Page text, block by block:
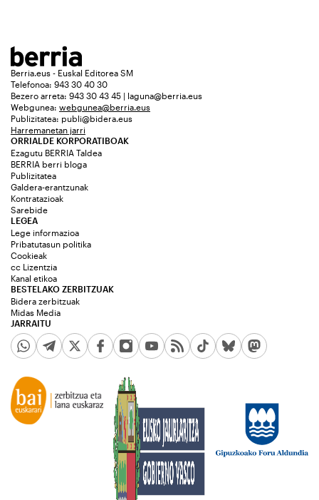
Berria.eus - Euskal Editorea SM
Telefonoa: 943 30 40 30
Bezero arreta: 943 30 43 45 | laguna@berria.eus
Webgunea: webgunea@berria.eus
Publizitatea: publi@bidera.eus
Harremanetan jarri
ORRIALDE KORPORATIBOAK
Ezagutu BERRIA Taldea
BERRIA berri bloga
Publizitatea
Galdera-erantzunak
Kontratazioak
Sarebide
JARRAITU
LEGEA
Lege informazioa
Pribatutasun politika
Cookieak
cc Lizentzia
Kanal etikoa
BESTELAKO ZERBITZUAK
Bidera zerbitzuak
Midas Media